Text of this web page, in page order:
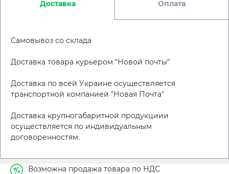
Доставка Оплата
Самовывоз со склада
Доставка товара курьером "Новой почты"
Доставка по всей Украине осуществляется
транспортной компанией "Новая Почта"
Доставка крупногабаритной продукциии
осуществляется по индивидуальным
договоренностям.
Возможна продажа товара по НДС